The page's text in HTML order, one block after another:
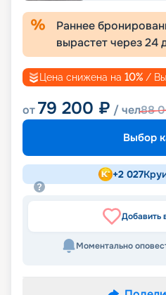
Раннее
вырастет через24
Цена снижена на 10% /
от79 200 ₽ / чел88
Выбор
+2 027
Добавить
Моментально